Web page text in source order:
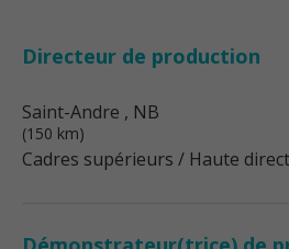
Directeur de production
Saint-Andre , NB
(150 km)
Cadres supérieurs / Haute